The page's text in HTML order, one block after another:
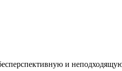
и